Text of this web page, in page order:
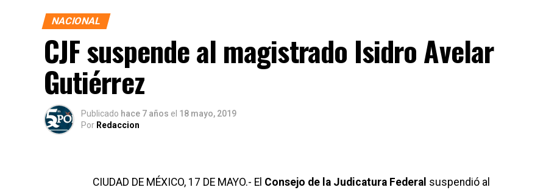
NACIONAL
CJF suspende al magistrado Isidro Avelar
Gutiérrez
Publicado hace 7 años el 18 mayo, 2019
Por Redaccion
CIUDAD DE MÉXICO, 17 DE MAYO.- El Consejo de la Judicatura Federal suspendió al